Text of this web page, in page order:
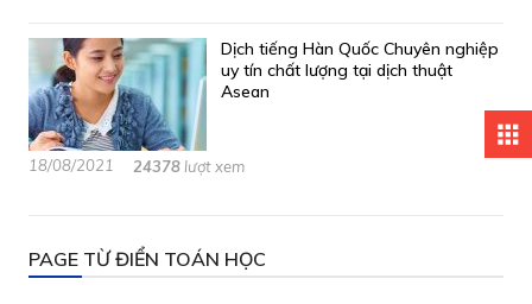
Dịch tiếng Hàn Quốc Chuyên nghiệp
uy tín chất lượng tại dịch thuật
Asean
18/08/2021 24378 lượt xem
PAGE TỪ ĐIỂN TOÁN HỌC
apps